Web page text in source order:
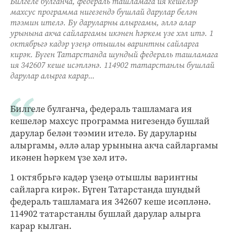
махсус программа нигезендә бушлай дарулар белән
тәэмин ителә. Бу даруларны алыргамы, әллә алар
урынына акча сайларгамы икәнен һәркем үзе хәл итә. 1
октябрьгә кадәр үзеңә отышлы варинтны сайларга
кирәк. Бүген Татарстанда шундый федераль ташламага
ия 342607 кеше исәпләнә. 114902 татарстанлы бушлай
дарулар алырга карар...
Билгеле булганча, федераль ташламага ия
кешеләр махсус программа нигезендә бушлай
дарулар белән тәэмин ителә. Бу даруларны
алыргамы, әллә алар урынына акча сайларгамы
икәнен һәркем үзе хәл итә.
1 октябрьгә кадәр үзеңә отышлы варинтны
сайларга кирәк. Бүген Татарстанда шундый
федераль ташламага ия 342607 кеше исәпләнә.
114902 татарстанлы бушлай дарулар алырга
карар кылган.